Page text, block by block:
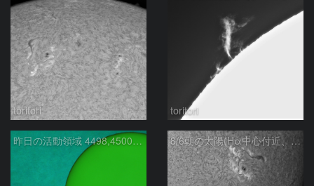
toritori toritori
昨日の活動領域 4498,4500：2026/08/05 8/6朝の太陽(Hα中心付近、4498、4502付近)